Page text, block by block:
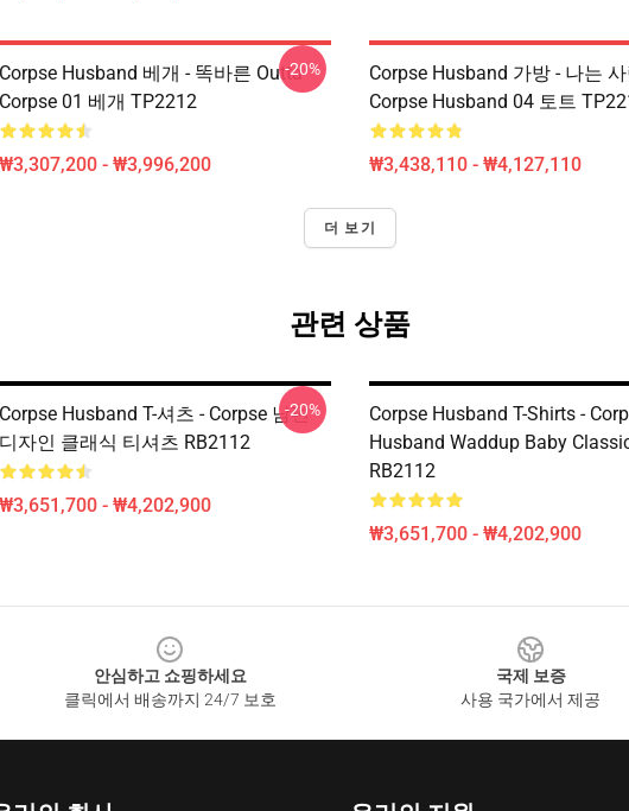
Corpse Husband 베개 - 똑바른 Outta
Corpse 01 베개 TP2212
₩3,307,200 - ₩3,996,200
-20%
Corpse Husband 가방 - 나는
Corpse Husband 04 토트
₩3,438,110 - ₩4,127,110
더 보기
관련 상품
Corpse Husband T-셔츠 - Corpse 남편
디자인 클래식 티셔츠 RB2112
₩3,651,700 - ₩4,202,900
-20%
Corpse Husband T-Shirts -
Husband Waddup Baby
RB2112
₩3,651,700 - ₩4,202,900
안심하고 쇼핑하세요
클릭에서 배송까지 24/7 보호
국제 보증
사용 국가에서 제공